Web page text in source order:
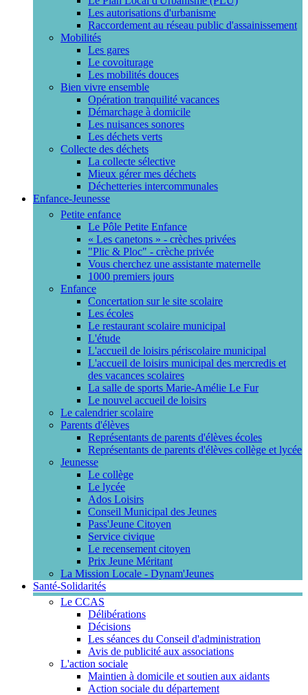
Les autorisations d'urbanisme
Raccordement au réseau public d'assainissement
Mobilités
Les gares
Le covoiturage
Les mobilités douces
Bien vivre ensemble
Opération tranquilité vacances
Démarchage à domicile
Les nuisances sonores
Les déchets verts
Collecte des déchets
La collecte sélective
Mieux gérer mes déchets
Déchetteries intercommunales
Enfance-Jeunesse
Petite enfance
Le Pôle Petite Enfance
« Les canetons » - crèches privées
"Plic & Ploc" - crèche privée
Vous cherchez une assistante maternelle
1000 premiers jours
Enfance
Concertation sur le site scolaire
Les écoles
Le restaurant scolaire municipal
L'étude
L'accueil de loisirs périscolaire municipal
L'accueil de loisirs municipal des mercredis et
des vacances scolaires
La salle de sports Marie-Amélie Le Fur
Le nouvel accueil de loisirs
Le calendrier scolaire
Parents d'élèves
Représentants de parents d'élèves écoles
Représentants de parents d'élèves collège et lycée
Jeunesse
Le collège
Le lycée
Ados Loisirs
Conseil Municipal des Jeunes
Pass'Jeune Citoyen
Service civique
Le recensement citoyen
Prix Jeune Méritant
La Mission Locale - Dynam'Jeunes
Santé-Solidarités
Le CCAS
Délibérations
Décisions
Les séances du Conseil d'administration
Avis de publicité aux associations
L'action sociale
Maintien à domicile et soutien aux aidants
Action sociale du département